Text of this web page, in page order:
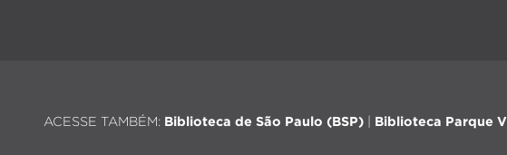
ACESSE TAMBÉM: Biblioteca de São Paulo (BSP) Biblioteca Parque